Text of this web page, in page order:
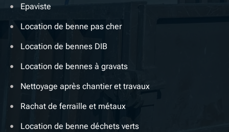
Epaviste
Location de benne pas cher
Location de bennes DIB
Location de bennes à gravats
Nettoyage après chantier et travaux
Rachat de ferraille et métaux
Location de benne déchets verts